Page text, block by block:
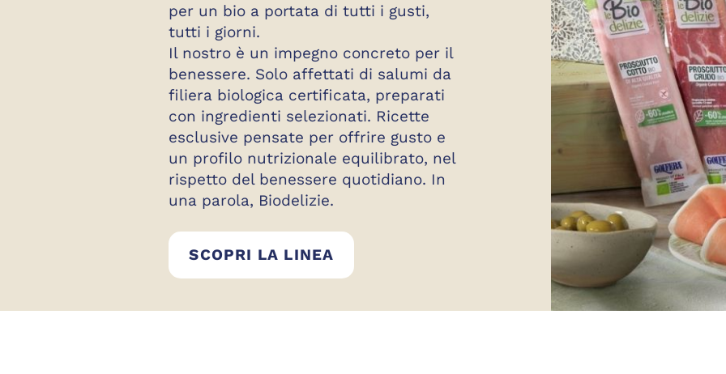
per un bio a portata di tutti i gusti,
tutti i giorni.
Il nostro è un impegno concreto per il
benessere. Solo affettati di salumi da
filiera biologica certificata, preparati
con ingredienti selezionati. Ricette
esclusive pensate per offrire gusto e
un profilo nutrizionale equilibrato, nel
rispetto del benessere quotidiano. In
una parola, Biodelizie.
SCOPRI LA LINEA